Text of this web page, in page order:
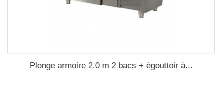
Plonge armoire 2.0 m 2 bacs + égouttoir à...